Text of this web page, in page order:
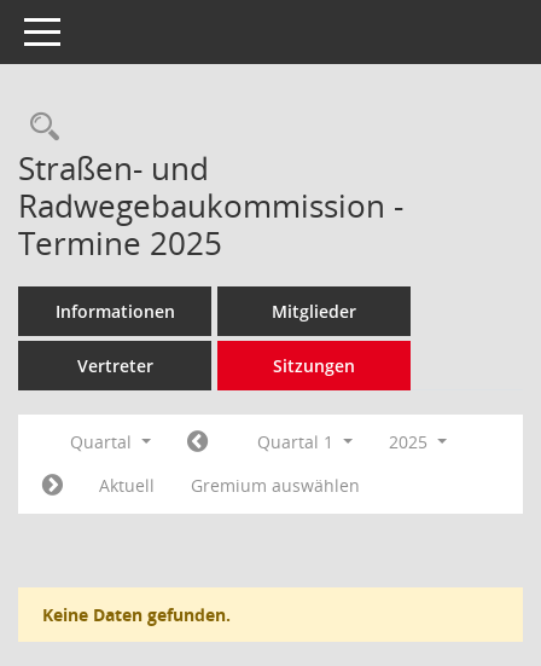
Toggle navigation
Rechercheauswahl
Straßen- und
Radwegebaukommission -
Termine 2025
Informationen Mitglieder
Vertreter Sitzungen
Quartal Quartal 1
2025
Aktuell
Gremium auswählen
Keine Daten gefunden.